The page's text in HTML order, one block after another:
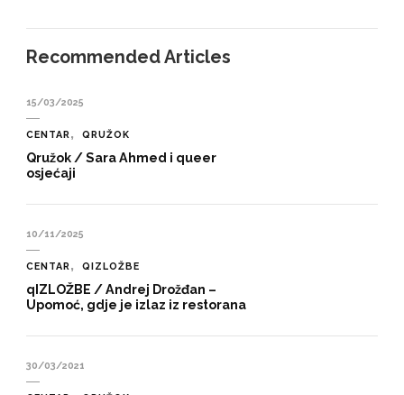
Recommended Articles
15/03/2025
CENTAR QRUŽOK
Qružok / Sara Ahmed i queer
osjećaji
10/11/2025
CENTAR QIZLOŽBE
qIZLOŽBE / Andrej Drožđan –
Upomoć, gdje je izlaz iz restorana
30/03/2021